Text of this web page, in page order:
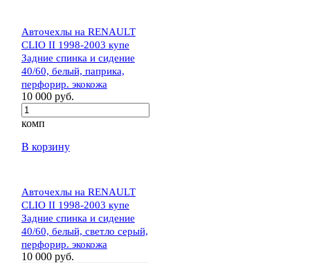
Авточехлы на RENAULT
CLIO II 1998-2003 купе
Задние спинка и сидение
40/60, белый, паприка,
перфорир. экокожа
10 000 руб.
комп
В корзину
Авточехлы на RENAULT
CLIO II 1998-2003 купе
Задние спинка и сидение
40/60, белый, светло серый,
перфорир. экокожа
10 000 руб.